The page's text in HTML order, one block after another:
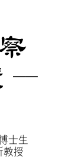
察
大學中
大學中